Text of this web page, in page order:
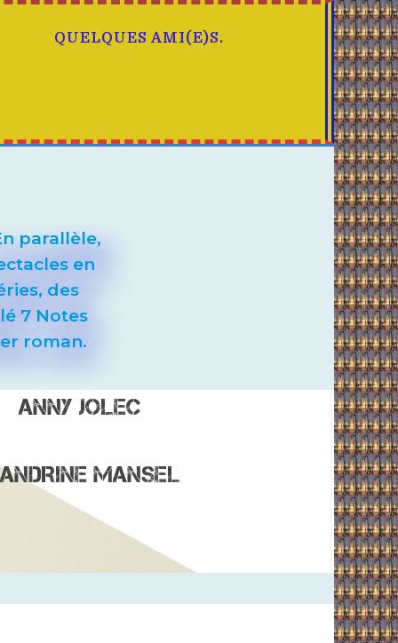
QUELQUES AMI(E)S.
parallèle,
en
des
7 Notes
roman.
ANNY JOLEC
MANSEL